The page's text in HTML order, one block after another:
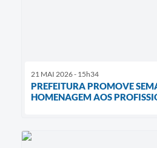
21 MAI 2026 - 15h34
PREFEITURA PROMOVE
HOMENAGEM AOS